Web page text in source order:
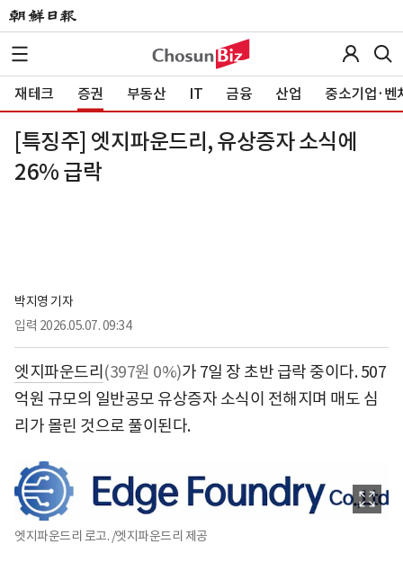
재테크 증권 부동산 IT 금융 산업 중소기업·벤
[특징주] 엣지파운드리, 유상증자 소식에
26% 급락
박지영 기자
입력 2026.05.07. 09:34
엣지파운드리 (397원 0%)가 7일 장 초반 급락 중이다. 507
억원 규모의 일반공모 유상증자 소식이 전해지며 매도 심
리가 몰린 것으로 풀이된다.
엣지파운드리 로고. /엣지파운드리 제공